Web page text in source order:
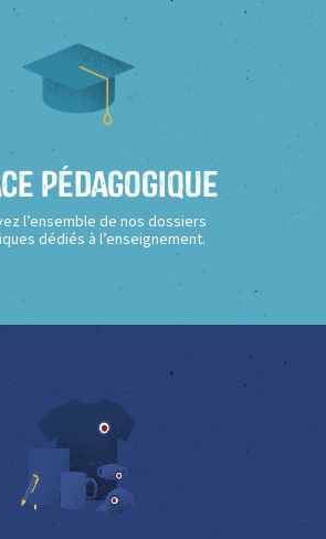
Pédagogique
l’ensemble de nos dossiers
dédiés à l’enseignement.